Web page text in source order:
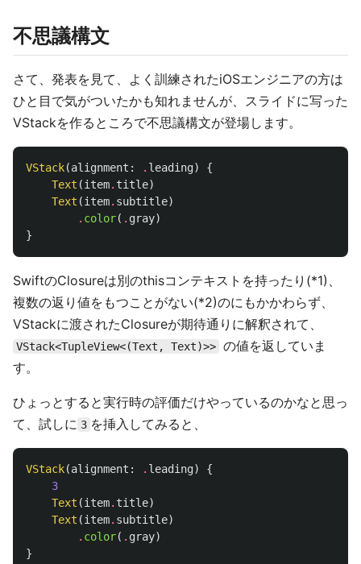
不思議構文
さて、発表を見て、よく訓練されたiOSエンジニアの方は
ひと目で気がついたかも知れませんが、スライドに写った
VStackを作るところで不思議構文が登場します。
VStack(alignment : . leading)
{
Text (item. title)
Text (item. subtitle)
. color( . gray)
}
SwiftのClosureは別のthisコンテキストを持ったり(*1)、
複数の返り値をもつことがない(*2)のにもかかわらず、
VStackに渡されたClosureが期待通りに解釈されて、
VStack<TupleView<(Text, Text)>> の値を返していま
す。
ひょっとすると実行時の評価だけやっているのかなと思っ
て、試しに 3 を挿入してみると、
VStack(alignment : . leading)
{
3
Text (item. title)
Text (item. subtitle)
. color( . gray)
}